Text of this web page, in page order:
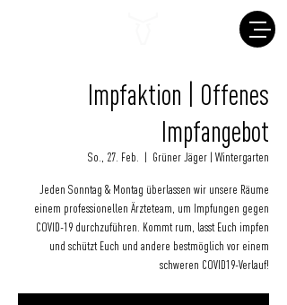
Impfaktion | Offenes
Impfangebot
So., 27. Feb. Grüner Jäger | Wintergarten
Jeden Sonntag & Montag überlassen wir unsere Räume
einem professionellen Ärzteteam, um Impfungen gegen
COVID-19 durchzuführen. Kommt rum, lasst Euch impfen
und schützt Euch und andere bestmöglich vor einem
schweren COVID19-Verlauf!